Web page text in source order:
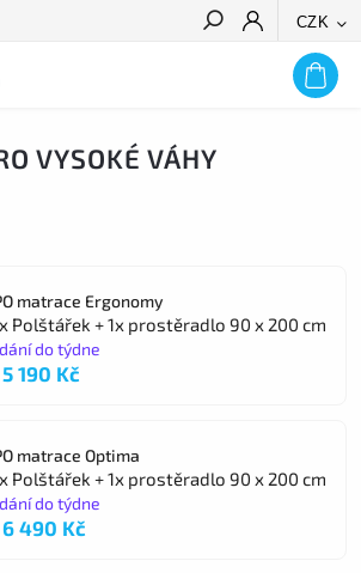
CZK
HLEDAT
VYSOKÉ VÁHY
matrace Ergonomy
Polštářek + 1x prostěradlo 90 x 200 cm
do týdne
5 190 Kč
matrace Optima
Polštářek + 1x prostěradlo 90 x 200 cm
do týdne
6 490 Kč